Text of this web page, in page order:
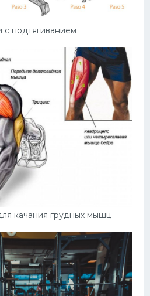
с подтягиванием
качания грудных мышц